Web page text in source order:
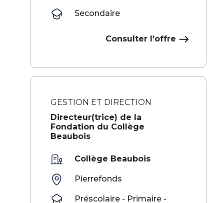
Secondaire
Consulter l’offre
GESTION ET DIRECTION
Directeur(trice) de la
Fondation du Collège
Beaubois
Collège Beaubois
Pierrefonds
Préscolaire - Primaire -